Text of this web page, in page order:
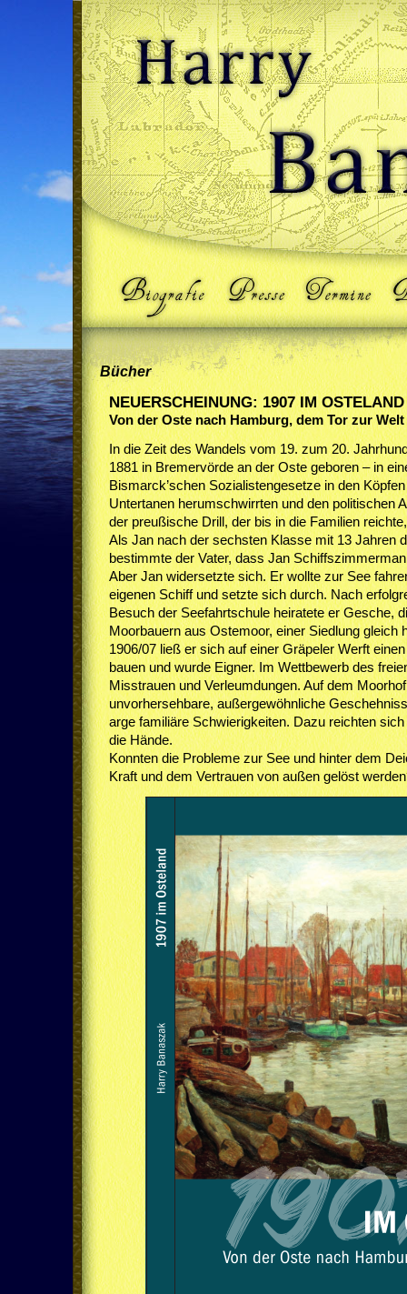
Bücher
NEUERSCHEINUNG: 1907 IM OSTELAND
Von der Oste nach Hamburg, dem Tor zur Welt
In die Zeit des Wandels vom 19. zum 20.
1881 in Bremervörde an der Oste geboren – in
Bismarck’schen Sozialistengesetze in den
Untertanen herumschwirrten und den politischen
der preußische Drill, der bis in die Familien
Als Jan nach der sechsten Klasse mit 13 Jahren
bestimmte der Vater, dass Jan
Aber Jan widersetzte sich. Er wollte zur See
eigenen Schiff und setzte sich durch. Nach
Besuch der Seefahrtschule heiratete er Gesche,
Moorbauern aus Ostemoor, einer Siedlung gleich
1906/07 ließ er sich auf einer Gräpeler Werft
bauen und wurde Eigner. Im Wettbewerb des
Misstrauen und Verleumdungen. Auf dem
unvorhersehbare, außergewöhnliche
arge familiäre Schwierigkeiten. Dazu reichten
die Hände.
Konnten die Probleme zur See und hinter dem
Kraft und dem Vertrauen von außen gelöst